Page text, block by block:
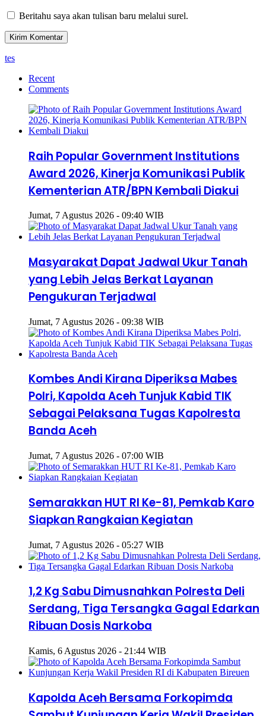
Beritahu saya akan tulisan baru melalui surel.
tes
Recent
Comments
Raih Popular Government Institutions
Award 2026, Kinerja Komunikasi Publik
Kementerian ATR/BPN Kembali Diakui
Jumat, 7 Agustus 2026 - 09:40 WIB
Masyarakat Dapat Jadwal Ukur Tanah
yang Lebih Jelas Berkat Layanan
Pengukuran Terjadwal
Jumat, 7 Agustus 2026 - 09:38 WIB
Kombes Andi Kirana Diperiksa Mabes
Polri, Kapolda Aceh Tunjuk Kabid TIK
Sebagai Pelaksana Tugas Kapolresta
Banda Aceh
Jumat, 7 Agustus 2026 - 07:00 WIB
Semarakkan HUT RI Ke-81, Pemkab Karo
Siapkan Rangkaian Kegiatan
Jumat, 7 Agustus 2026 - 05:27 WIB
1,2 Kg Sabu Dimusnahkan Polresta Deli
Serdang, Tiga Tersangka Gagal Edarkan
Ribuan Dosis Narkoba
Kamis, 6 Agustus 2026 - 21:44 WIB
Kapolda Aceh Bersama Forkopimda